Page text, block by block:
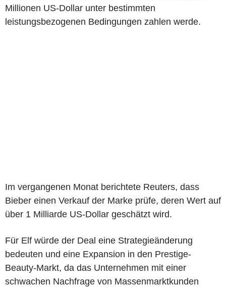
Millionen US-Dollar unter bestimmten
leistungsbezogenen Bedingungen zahlen werde.
Im vergangenen Monat berichtete Reuters, dass
Bieber einen Verkauf der Marke prüfe, deren Wert auf
über 1 Milliarde US-Dollar geschätzt wird.
Für Elf würde der Deal eine Strategieänderung
bedeuten und eine Expansion in den Prestige-
Beauty-Markt, da das Unternehmen mit einer
schwachen Nachfrage von Massenmarktkunden